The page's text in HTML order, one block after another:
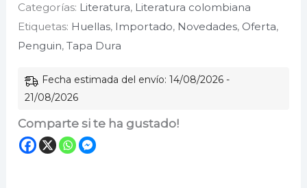
los
tiempos
del
cólera
(edición
ilustrada)
cantidad
Categorías: Literatura, Literatura colombiana
Etiquetas: Huellas, Importado, Novedades, Oferta,
Penguin,Tapa Dura
Fecha estimada del envío: 14/08/2026 -
21/08/2026
Comparte si te ha gustado!